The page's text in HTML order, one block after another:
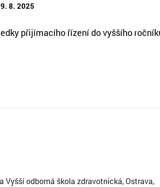
8. 2025
přijímacího řízení do vyššího
Vyšší odborná škola zdravotnická, Ostrava,